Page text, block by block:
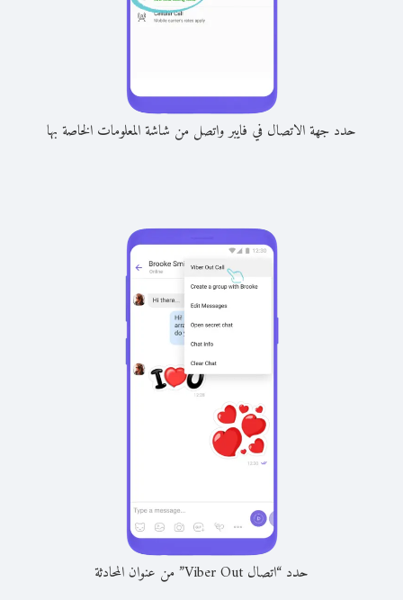
حدد جهة الاتصال في فايبر واتصل من شاشة المعلومات الخاصة بها
حدد “اتصال Viber Out” من عنوان المحادثة